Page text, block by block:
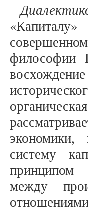
философии
экономики,
систему
принципом
между